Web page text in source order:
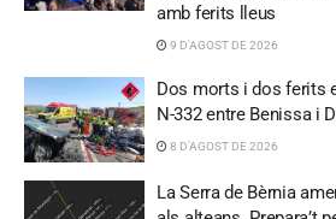
amb ferits lleus
9 D'AGOST DE 2026
Dos morts i dos ferits
N-332 entre Benissa i
8 D'AGOST DE 2026
La Serra de Bèrnia